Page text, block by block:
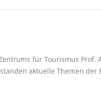
für Tourismus Prof.
aktuelle Themen der